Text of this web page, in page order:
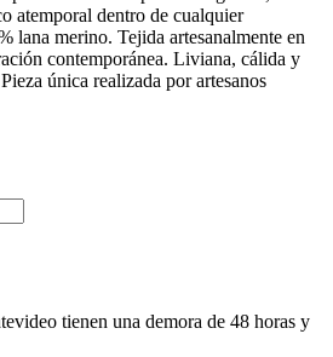
atemporal dentro de cualquier
lana merino. Tejida artesanalmente en
contemporánea. Liviana, cálida y
única realizada por artesanos
tienen una demora de 48 horas y